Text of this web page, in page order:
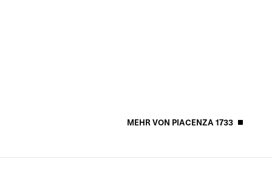
MEHR VON PIACENZA 1733